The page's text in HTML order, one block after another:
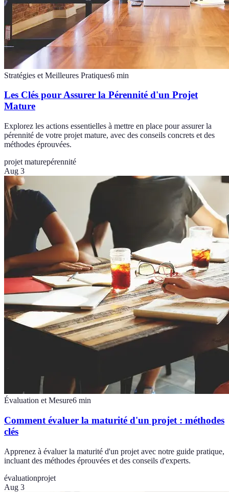
Stratégies et Meilleures Pratiques6 min
Les Clés pour Assurer la Pérennité d'un Projet
Mature
Explorez les actions essentielles à mettre en place pour assurer la
pérennité de votre projet mature, avec des conseils concrets et des
méthodes éprouvées.
projet maturepérennité
Aug 3
Évaluation et Mesure6 min
Comment évaluer la maturité d'un projet : méthodes
clés
Apprenez à évaluer la maturité d'un projet avec notre guide pratique,
incluant des méthodes éprouvées et des conseils d'experts.
évaluationprojet
Aug 3